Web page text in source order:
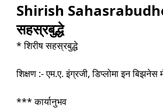
Shirish
सहस्रबुद्धे
* शिरीष सहस्रबुद्धे
शिक्षण :- एम.ए. इंग्रजी, डिप्लोमा इन
*** कार्यानुभव